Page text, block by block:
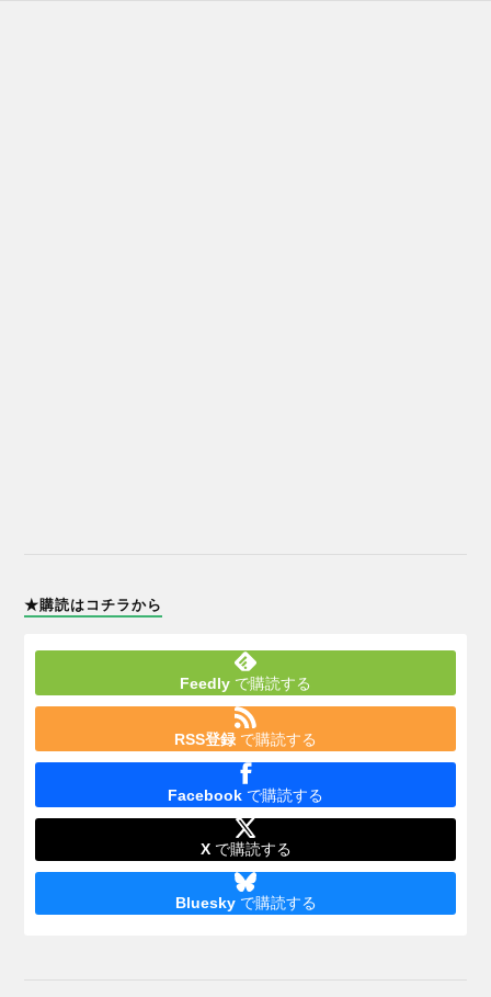
★購読はコチラから
Feedly で購読する
RSS登録 で購読する
Facebook で購読する
Xで購読する
Blueskyで購読する